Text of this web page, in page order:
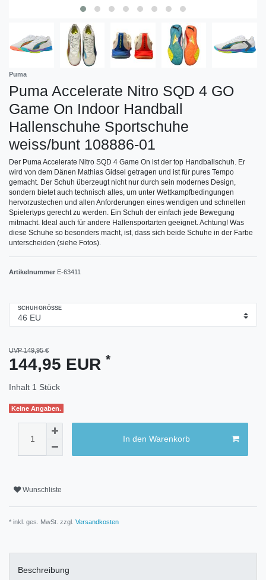
Puma
Puma Accelerate Nitro SQD 4 GO
Game On Indoor Handball
Hallenschuhe Sportschuhe
weiss/bunt 108886-01
Der Puma Accelerate Nitro SQD 4 Game On ist der top Handballschuh. Er
wird von dem Dänen Mathias Gidsel getragen und ist für pures Tempo
gemacht. Der Schuh überzeugt nicht nur durch sein modernes Design,
sondern bietet auch technisch alles, um unter Wettkampfbedingungen
hervorzustechen und allen Anforderungen eines wendigen und schnellen
Spielertyps gerecht zu werden. Ein Schuh der einfach jede Bewegung
mitmacht. Ideal auch für andere Hallensportarten geeignet. Achtung! Was
diese Schuhe so besonders macht, ist, dass sich beide Schuhe in der Farbe
unterscheiden (siehe Fotos).
Artikelnummer E-63411
SCHUHGRÖSSE
UVP 149,95 €
144,95 EUR *
Inhalt 1 Stück
Keine Angaben.
In den Warenkorb
Wunschliste
* inkl. ges. MwSt. zzgl. Versandkosten
Beschreibung